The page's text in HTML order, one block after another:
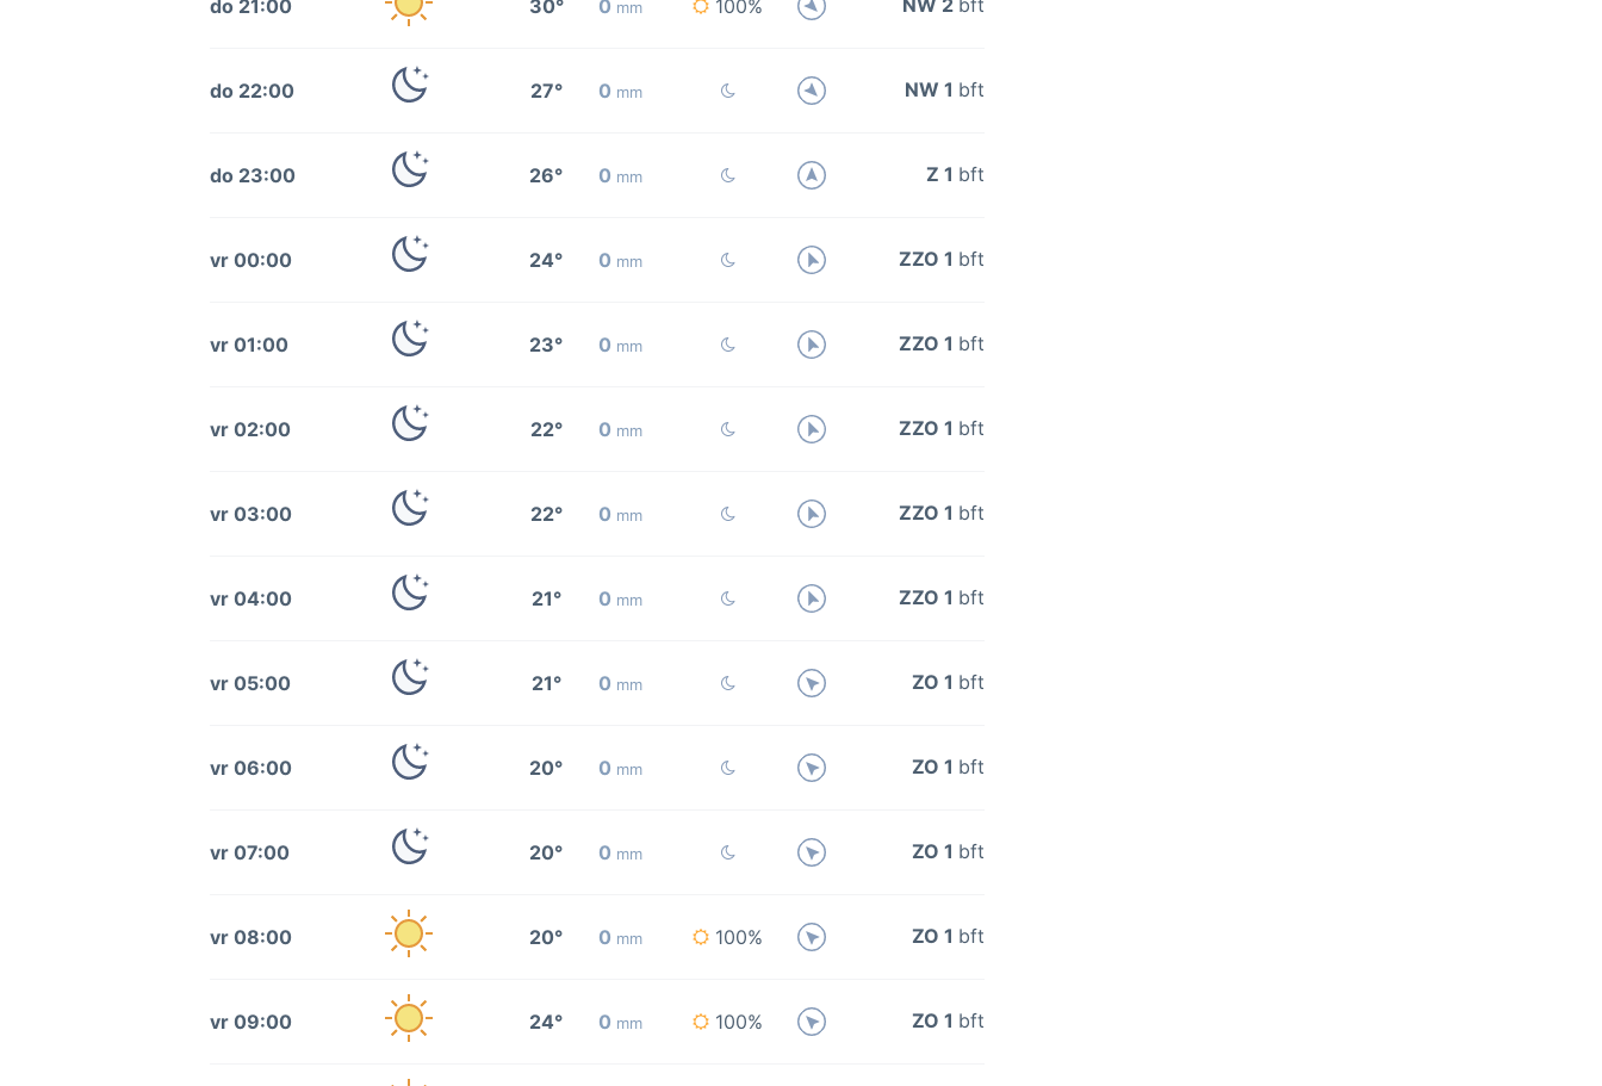
do 21:00 30° 0 mm 100% NW 2 bft
do 22:00 27° 0 mm NW 1 bft
do 23:00 26° 0 mm Z 1 bft
vr 00:00 24° 0 mm ZZO 1 bft
vr 01:00 23° 0 mm ZZO 1 bft
vr 02:00 22° 0 mm ZZO 1 bft
vr 03:00 22° 0 mm ZZO 1 bft
vr 04:00 21° 0 mm ZZO 1 bft
vr 05:00 21° 0 mm ZO 1 bft
vr 06:00 20° 0 mm ZO 1 bft
vr 07:00 20° 0 mm ZO 1 bft
vr 08:00 20° 0 mm 100% ZO 1 bft
vr 09:00 24° 0 mm 100% ZO 1 bft